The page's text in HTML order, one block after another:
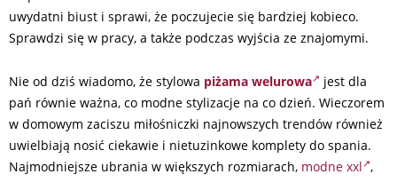
uwydatni biust i sprawi, że poczujecie się bardziej kobieco.
Sprawdzi się w pracy, a także podczas wyjścia ze znajomymi.
Nie od dziś wiadomo, że stylowa piżama welurowa
jest dla
pań równie ważna, co modne stylizacje na co dzień. Wieczorem
w domowym zaciszu miłośniczki najnowszych trendów również
uwielbiają nosić ciekawie i nietuzinkowe komplety do spania.
Najmodniejsze ubrania w większych rozmiarach, modne xxl ,